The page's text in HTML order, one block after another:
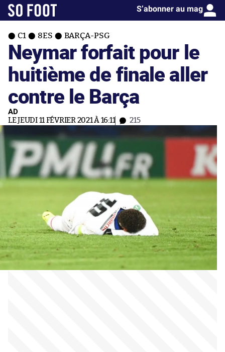
S’abonner au mag
C1 8ES BARÇA-PSG
Neymar forfait pour le
huitième de finale aller
contre le Barça
AD
LE JEUDI 11 FÉVRIER 2021 À 16:11 215